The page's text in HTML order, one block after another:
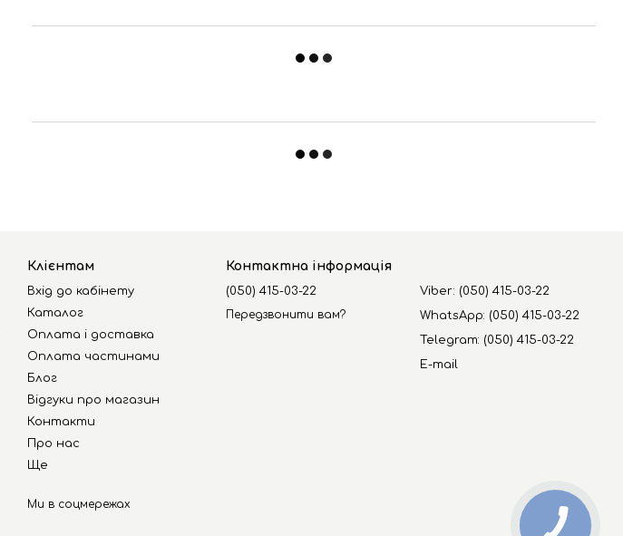
Клієнтам
Вхід до кабінету
Каталог
Оплата і доставка
Оплата частинами
Блог
Відгуки про магазин
Контакти
Про нас
Ще
Ми в соцмережах
Контактна інформація
(050) 415-03-22
Передзвонити вам?
Viber: (050) 415-03-22
WhatsApp: (050) 415-03-22
Telegram: (050) 415-03-22
E-mail